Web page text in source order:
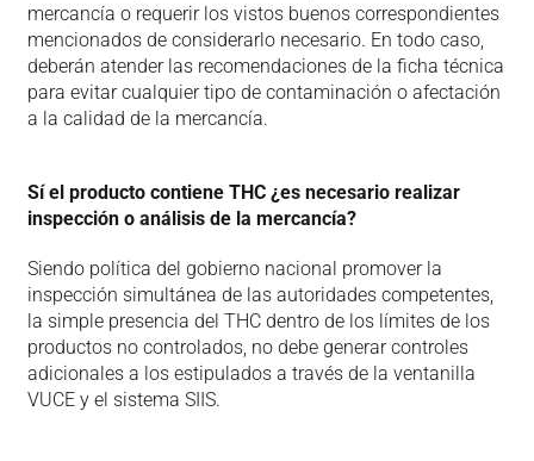
mercancía o requerir los vistos buenos correspondientes
mencionados de considerarlo necesario. En todo caso,
deberán atender las recomendaciones de la ficha técnica
para evitar cualquier tipo de contaminación o afectación
a la calidad de la mercancía.
Sí el producto contiene THC ¿es necesario realizar
inspección o análisis de la mercancía?
Siendo política del gobierno nacional promover la
inspección simultánea de las autoridades competentes,
la simple presencia del THC dentro de los límites de los
productos no controlados, no debe generar controles
adicionales a los estipulados a través de la ventanilla
VUCE y el sistema SIIS.